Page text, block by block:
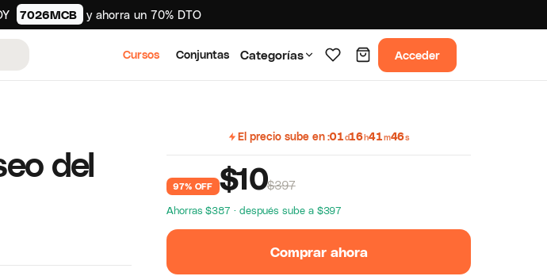
7026MCB y ahorra un 70% DTO
Cursos Conjuntas Categorías Acceder
del
El precio sube en 01d16h41m46s
97% OFF $10$397
Ahorras $387 · después sube a $397
Comprar ahora